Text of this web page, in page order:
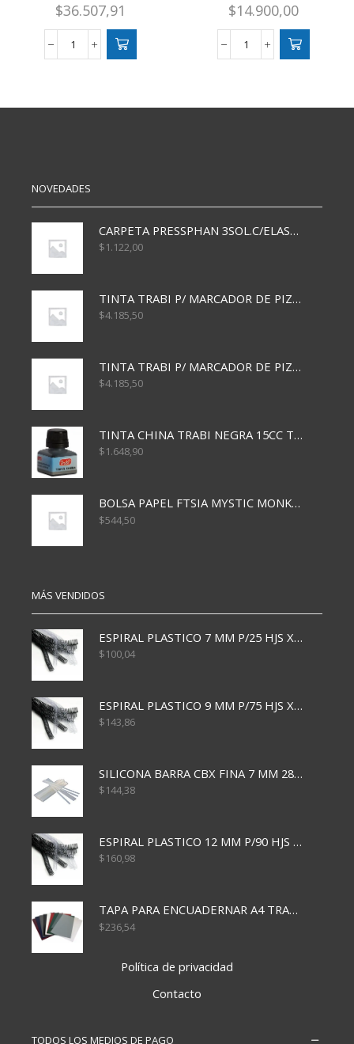
$36.507,91
WADER
cantidad
$14.900,00
Tubo
Ca?
NOVEDADES
CARPETA PRESSPHAN 3SOL.C/ELAST MARRON A4 P01A
$1.122,00
TINTA TRABI P/ MARCADOR DE PIZARRA x30ml AZUL
$4.185,50
TINTA TRABI P/ MARCADOR DE PIZARRA x30ml ROJO
$4.185,50
TINTA CHINA TRABI NEGRA 15CC TR3460
$1.648,90
BOLSA PAPEL FTSIA MYSTIC MONKEY 14/08/20
$544,50
MÁS VENDIDOS
ESPIRAL PLASTICO 7 MM P/25 HJS X50x3000
$100,04
ESPIRAL PLASTICO 9 MM P/75 HJS X50X2400
$143,86
SILICONA BARRA CBX FINA 7 MM 28 CM
$144,38
ESPIRAL PLASTICO 12 MM P/90 HJS X50X1500
$160,98
TAPA PARA ENCUADERNAR A4 TRANSP x50x500
$236,54
Política de privacidad
Contacto
TODOS LOS MEDIOS DE PAGO